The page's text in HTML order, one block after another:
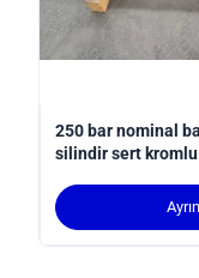
250 bar nominal
silindir sert